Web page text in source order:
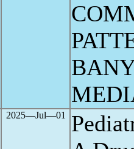
2025―Jul―01